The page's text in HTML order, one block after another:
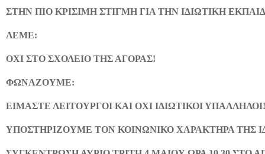
ΣΤΗΝ ΠΙΟ ΚΡΙΣΙΜΗ ΣΤΙΓΜΗ ΓΙΑ ΤΗΝ ΙΔΙΩΤΙΚΗ
ΛΕΜΕ:
ΟΧΙ ΣΤΟ ΣΧΟΛΕΙΟ ΤΗΣ ΑΓΟΡΑΣ!
ΦΩΝΑΖΟΥΜΕ:
ΕΙΜΑΣΤΕ ΛΕΙΤΟΥΡΓΟΙ ΚΑΙ ΟΧΙ ΙΔΙΩΤΙΚΟΙ ΥΠΑΛΛΗΛΟΙ!
ΥΠΟΣΤΗΡΙΖΟΥΜΕ ΤΟΝ ΚΟΙΝΩΝΙΚΟ ΧΑΡΑΚΤΗΡΑ ΤΗΣ